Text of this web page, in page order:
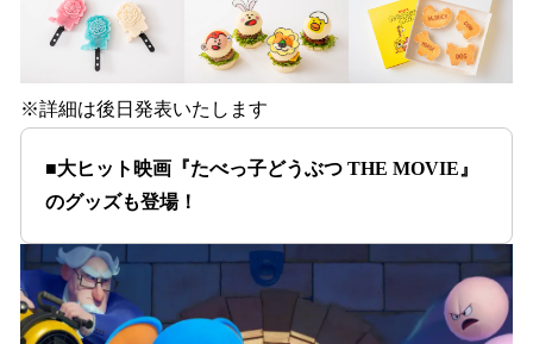
※詳細は後日発表いたします
■大ヒット映画『たべっ子どうぶつ THE MOVIE』
のグッズも登場！